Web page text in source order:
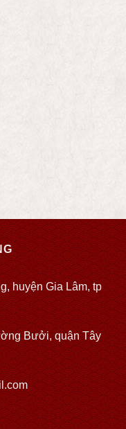
huyện Gia Lâm, tp
Bưởi, quận Tây